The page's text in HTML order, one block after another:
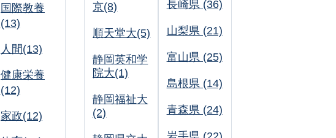
国際教養
(13)
人間(13)
健康栄養
(12)
家政(12)
京(8)
順天堂大(5)
静岡英和学
院大(1)
静岡福祉大
(2)
長崎県 (36)
山梨県 (21)
富山県 (25)
島根県 (14)
青森県 (24)